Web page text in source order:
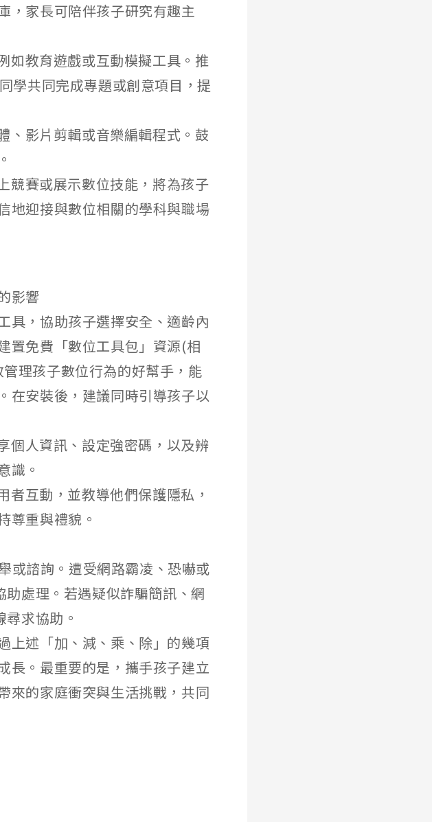
，家長可陪伴孩子研究有趣主
如教育遊戲或互動模擬工具。推
學共同完成專題或創意項目，提
、影片剪輯或音樂編輯程式。鼓
競賽或展示數位技能，將為孩子
地迎接與數位相關的學科與職場
影響
具，協助孩子選擇安全、適齡內
置免費「數位工具包」資源(相
理孩子數位行為的好幫手，能
在安裝後，建議同時引導孩子以
個人資訊、設定強密碼，以及辨
識。
互動，並教導他們保護隱私，
尊重與禮貌。
諮詢。遭受網路霸凌、恐嚇或
處理。若遇疑似詐騙簡訊、網
求協助。
上述「加、減、乘、除」的幾項
長。最重要的是，攜手孩子建立
來的家庭衝突與生活挑戰，共同